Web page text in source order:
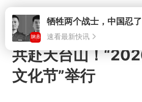
速看最新快讯
共赴天台山！
文化节”举行